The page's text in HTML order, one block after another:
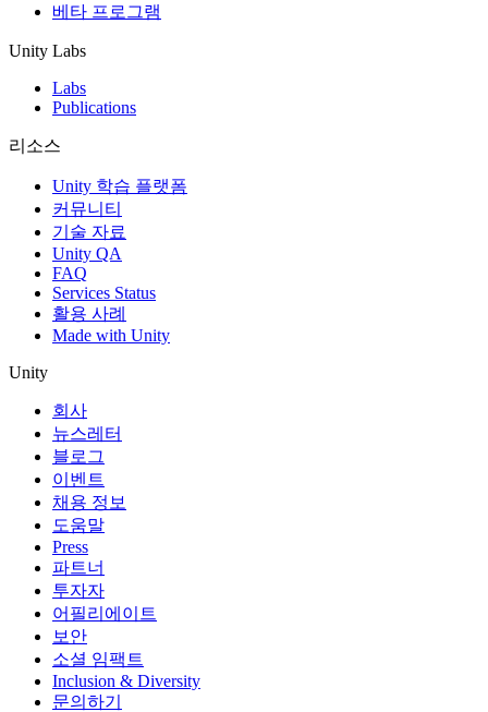
베타 프로그램
Unity Labs
Labs
Publications
리소스
Unity 학습 플랫폼
커뮤니티
기술 자료
Unity QA
FAQ
Services Status
활용 사례
Made with Unity
Unity
회사
뉴스레터
블로그
이벤트
채용 정보
도움말
Press
파트너
투자자
어필리에이트
보안
소셜 임팩트
Inclusion & Diversity
문의하기